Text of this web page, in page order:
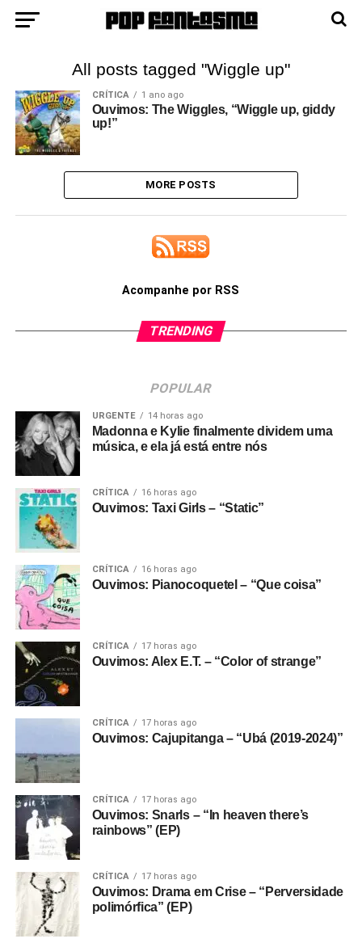
All posts tagged "Wiggle up"
CRÍTICA 1 ano ago
Ouvimos: The Wiggles, “Wiggle up, giddy
up!”
MORE POSTS
Acompanhe por RSS
TRENDING
POPULAR
URGENTE 14 horas ago
Madonna e Kylie finalmente dividem uma
música, e ela já está entre nós
CRÍTICA 16 horas ago
Ouvimos: Taxi Girls – “Static”
CRÍTICA 16 horas ago
Ouvimos: Pianocoquetel – “Que coisa”
CRÍTICA 17 horas ago
Ouvimos: Alex E.T. – “Color of strange”
CRÍTICA 17 horas ago
Ouvimos: Cajupitanga – “Ubá (2019-2024)”
CRÍTICA 17 horas ago
Ouvimos: Snarls – “In heaven there’s
rainbows” (EP)
CRÍTICA 17 horas ago
Ouvimos: Drama em Crise – “Perversidade
polimórfica” (EP)